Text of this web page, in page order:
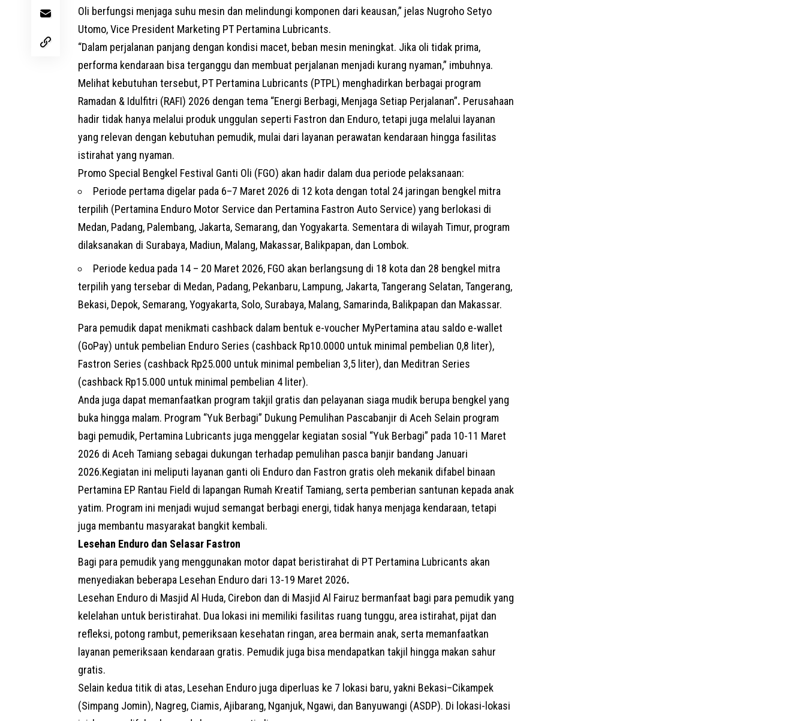
Oli berfungsi menjaga suhu mesin dan melindungi komponen dari keausan,” jelas Nugroho Setyo
Utomo, Vice President Marketing PT Pertamina Lubricants.
“Dalam perjalanan panjang dengan kondisi macet, beban mesin meningkat. Jika oli tidak prima,
performa kendaraan bisa terganggu dan membuat perjalanan menjadi kurang nyaman,” imbuhnya.
Melihat kebutuhan tersebut, PT Pertamina Lubricants (PTPL) menghadirkan berbagai program
Ramadan & Idulfitri (RAFI) 2026 dengan tema “Energi Berbagi, Menjaga Setiap Perjalanan”. Perusahaan
hadir tidak hanya melalui produk unggulan seperti Fastron dan Enduro, tetapi juga melalui layanan
yang relevan dengan kebutuhan pemudik, mulai dari layanan perawatan kendaraan hingga fasilitas
istirahat yang nyaman.
Promo Special Bengkel Festival Ganti Oli (FGO) akan hadir dalam dua periode pelaksanaan:
Periode pertama digelar pada 6–7 Maret 2026 di 12 kota dengan total 24 jaringan bengkel mitra
terpilih (Pertamina Enduro Motor Service dan Pertamina Fastron Auto Service) yang berlokasi di
Medan, Padang, Palembang, Jakarta, Semarang, dan Yogyakarta. Sementara di wilayah Timur, program
dilaksanakan di Surabaya, Madiun, Malang, Makassar, Balikpapan, dan Lombok.
Periode kedua pada 14 – 20 Maret 2026, FGO akan berlangsung di 18 kota dan 28 bengkel mitra
terpilih yang tersebar di Medan, Padang, Pekanbaru, Lampung, Jakarta, Tangerang Selatan, Tangerang,
Bekasi, Depok, Semarang, Yogyakarta, Solo, Surabaya, Malang, Samarinda, Balikpapan dan Makassar.
Para pemudik dapat menikmati cashback dalam bentuk e-voucher MyPertamina atau saldo e-wallet
(GoPay) untuk pembelian Enduro Series (cashback Rp10.0000 untuk minimal pembelian 0,8 liter),
Fastron Series (cashback Rp25.000 untuk minimal pembelian 3,5 liter), dan Meditran Series
(cashback Rp15.000 untuk minimal pembelian 4 liter).
Anda juga dapat memanfaatkan program takjil gratis dan pelayanan siaga mudik berupa bengkel yang
buka hingga malam. Program “Yuk Berbagi” Dukung Pemulihan Pascabanjir di Aceh Selain program
bagi pemudik, Pertamina Lubricants juga menggelar kegiatan sosial “Yuk Berbagi” pada 10-11 Maret
2026 di Aceh Tamiang sebagai dukungan terhadap pemulihan pasca banjir bandang Januari
2026.Kegiatan ini meliputi layanan ganti oli Enduro dan Fastron gratis oleh mekanik difabel binaan
Pertamina EP Rantau Field di lapangan Rumah Kreatif Tamiang, serta pemberian santunan kepada anak
yatim. Program ini menjadi wujud semangat berbagi energi, tidak hanya menjaga kendaraan, tetapi
juga membantu masyarakat bangkit kembali.
Lesehan Enduro dan Selasar Fastron
Bagi para pemudik yang menggunakan motor dapat beristirahat di PT Pertamina Lubricants akan
menyediakan beberapa Lesehan Enduro dari 13-19 Maret 2026.
Lesehan Enduro di Masjid Al Huda, Cirebon dan di Masjid Al Fairuz bermanfaat bagi para pemudik yang
kelelahan untuk beristirahat. Dua lokasi ini memiliki fasilitas ruang tunggu, area istirahat, pijat dan
refleksi, potong rambut, pemeriksaan kesehatan ringan, area bermain anak, serta memanfaatkan
layanan pemeriksaan kendaraan gratis. Pemudik juga bisa mendapatkan takjil hingga makan sahur
gratis.
Selain kedua titik di atas, Lesehan Enduro juga diperluas ke 7 lokasi baru, yakni Bekasi–Cikampek
(Simpang Jomin), Nagreg, Ciamis, Ajibarang, Nganjuk, Ngawi, dan Banyuwangi (ASDP). Di lokasi-lokasi